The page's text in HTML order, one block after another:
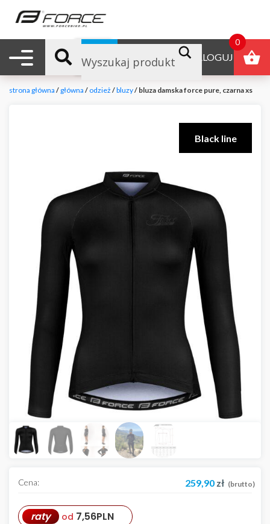
Nawigacja mobilna ZALOGUJ
B2B
strona główna / główna / odzież /bluzy/ bluza damska force pure, czarna xs
Black line
Cena: 259,90 zł (brutto)
raty od 7,56PLN
0